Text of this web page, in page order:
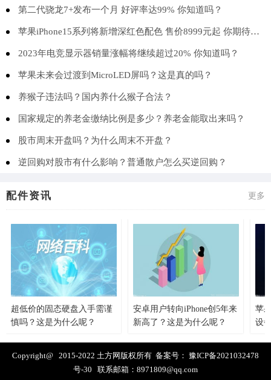
第二代骁龙7+发布一个月 好评率达99% 你知道吗？
苹果iPhone15系列将新增深红色配色 售价8999元起 你期待吗？
2023年电竞显示器销量涨幅将继续超过20% 你知道吗？
苹果未来会过渡到MicroLED屏吗？这是真的吗？
养猴子违法吗？国内养什么猴子合法？
国家规定的养老金缴纳比例是多少？养老金能取出来吗？
股市周末开盘吗？为什么周末不开盘？
逆回购对股市有什么影响？普通散户怎么买逆回购？
配件资讯 更多
超低价的固态硬盘入手需谨
慎吗？这是为什么呢？
安卓用户转向iPhone创5年来
新高了？这是为什么呢？
苹
设
Copyright@ 2015-2022 土方网版权所有 备案号： 豫ICP备2021032478
号-30 联系邮箱：8971809@qq.com